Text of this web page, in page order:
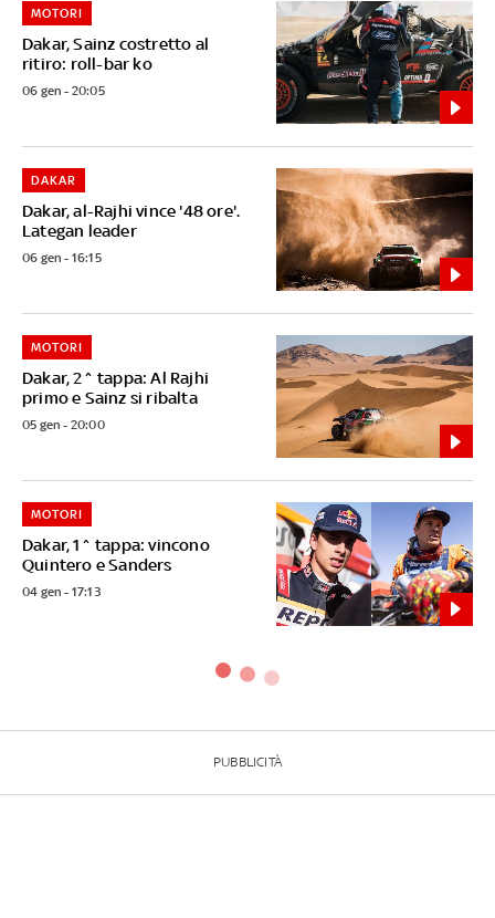
Dakar, Sainz costretto al
ritiro: roll-bar ko
MOTORI
06 gen - 20:05
Dakar, al-Rajhi vince '48 ore'.
Lategan leader
DAKAR
06 gen - 16:15
Dakar, 2^ tappa: Al Rajhi
primo e Sainz si ribalta
MOTORI
05 gen - 20:00
Dakar, 1^ tappa: vincono
Quintero e Sanders
MOTORI
04 gen - 17:13
PUBBLICITÀ